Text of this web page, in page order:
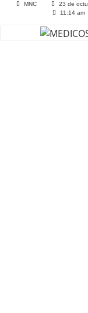
MNC
23 de
11:14 am